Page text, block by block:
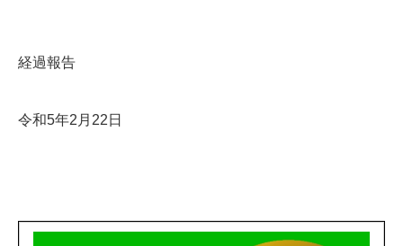
経過報告
令和5年2月22日